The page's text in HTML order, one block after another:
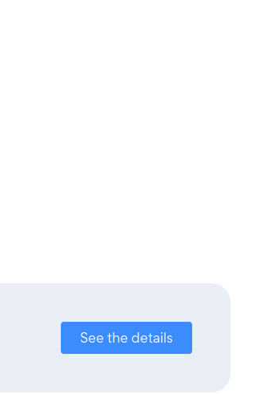
See the details